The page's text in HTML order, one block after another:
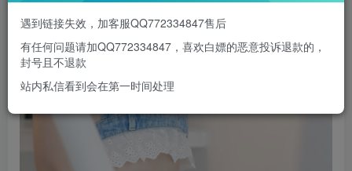
遇到链接失效，加客服QQ772334847售后
有任何问题请加QQ772334847，喜欢白嫖的恶意投诉退款的，
封号且不退款
站内私信看到会在第一时间处理